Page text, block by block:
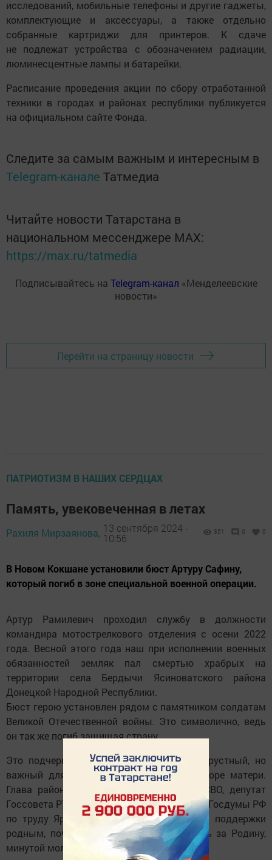
исследований, мобильные телефоны и другие гаджеты,
комплектующие и аксессуары, а также отдельно
собранные картриджи для принтеров. К сдаче
не подлежат устройства с обозначением радиации,
люминесцентные лампы и батарейки.
Расписание проведения акции по сбору отработанной
техники в городах и районах республики публикуется
на официальном сайте Фонда.
Следите за самым важным и интересным в
Telegram-канале Татмедиа
Читайте новости Татарстана в
национальном мессенджере MАХ:
https://max.ru/tatmedia
Подписывайтесь на Telegram-канал «Менделеевские
новости»
Перейти на страницу новости
ПАТРИОТИЗМ В НАШИХ СЕРДЦАХ
Память, увековеченная в летах
Рахиля Мирзаянова, 13 сентября 2024 -
10:56
351 0 0
В Новом Кокшане установили бюст Артуру Сафину,
который погиб в зоне специальной военной операции.
Артур Рамилевич проходил службу в должности
командира мотострелкового отделения с осени 2022
года. Весной этого года наш при исполнении военных
обязанностей земляк пал смертью храбрых на
территории села Бердычи Ясиноватского района
Донецкой Народной Республики.
Бюст герою установлен рядом с памятником солдатам
Великой Отечественной войны. Это символично, ведь
он так же погиб защищая страну.
Это подчеркнули и гости, разделившие грустный, но
важный для жителей района момент и горе матери.
Глава района Радмир Беляев, участник СВО, депутат
Госсовета РТ Эдуард Шарафиев, и депутат Госдумы РФ
по труду Ярослав Нилов выразили слова поддержки
родным, почтили память, отдавших жизнь за Родину,
минутой молчания.